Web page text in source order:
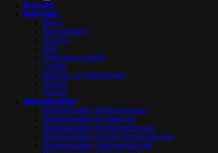
Bunader
Materialer
Bånd
Bunadsperler
Diverse
DMC
Gütermann Sytråd
Lintråd
Mønstre og veiledninger
Tellelin
Ullgarn
Materialpakker
Materialpakker Bjørgvinbunad
Materialpakker Fanabunad
Materialpakker Hardangerbunad
Materialpakker Nordhordalandsbunad
Materialpakker Nordmørsbunad